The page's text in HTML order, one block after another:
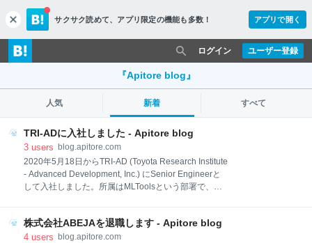
c
l
o
s
サクサク読めて、 アプリ限定の機能も多数！ アプリで開く
ユーザー登録
ログイン
『Apitore blog』
人気 新着 すべて
TRI-ADに入社しました - Apitore blog
3 users blog.apitore.com
2020年5月18日からTRI-AD (Toyota Research Institute
- Advanced Development, Inc.) にSenior Engineerと
して入社しました。所属はMLToolsという部署で、社
なったのかわからないですが 今の時点での仕事内容や
感想について述べていきたいと思います。 初出社終わ
株式会社ABEJAを退職します - Apitore blog
4 users blog.apitore.com